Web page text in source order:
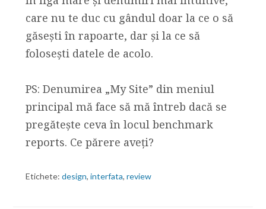
care nu te duc cu gândul doar la ce o să
găsești în rapoarte, dar și la ce să
folosești datele de acolo.
PS: Denumirea „My Site” din meniul
principal mă face să mă întreb dacă se
pregătește ceva în locul benchmark
reports. Ce părere aveți?
Etichete: design, interfata, review